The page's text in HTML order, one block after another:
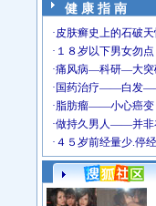
健 康 指 南